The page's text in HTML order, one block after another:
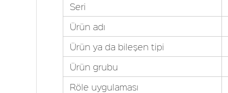
Seri
Ürün adı
Ürün ya da bileşen tipi
Ürün grubu
Röle uygulaması